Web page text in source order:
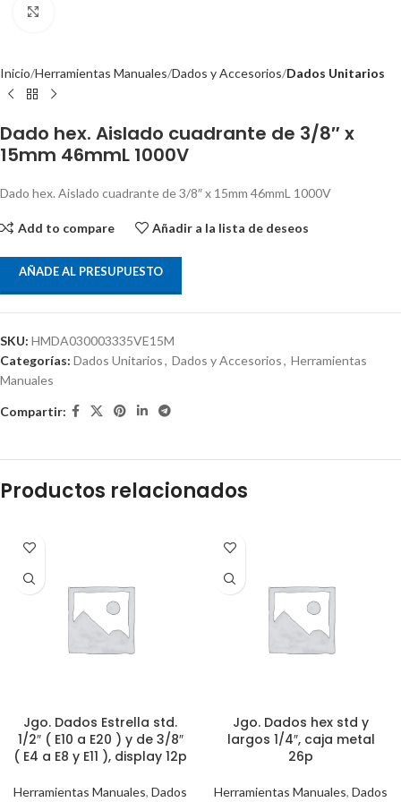
Inicio Herramientas Manuales Dados y Accesorios Dados Unitarios
Dado hex. Aislado cuadrante de 3/8″ x
15mm 46mmL 1000V
Dado hex. Aislado cuadrante de 3/8″ x 15mm 46mmL 1000V
Add to compare Añadir a la lista de deseos
AÑADE AL PRESUPUESTO
SKU: HMDA030003335VE15M
Categorías: Dados Unitarios, Dados y Accesorios, Herramientas
Manuales
Compartir:
Productos relacionados
Jgo. Dados Estrella std.
1/2″ ( E10 a E20 ) y de 3/8″
( E4 a E8 y E11 ), display 12p
Herramientas Manuales, Dados
Jgo. Dados hex std y
largos 1/4″, caja metal
26p
Herramientas Manuales, Dados